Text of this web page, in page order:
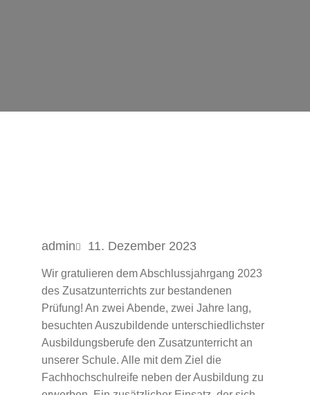
admin 11. Dezember 2023
Wir gratulieren dem Abschlussjahrgang 2023
des Zusatzunterrichts zur bestandenen
Prüfung! An zwei Abende, zwei Jahre lang,
besuchten Auszubildende unterschiedlichster
Ausbildungsberufe den Zusatzunterricht an
unserer Schule. Alle mit dem Ziel die
Fachhochschulreife neben der Ausbildung zu